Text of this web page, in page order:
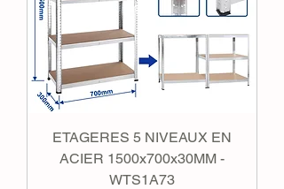
ETAGERES 5 NIVEAUX EN
ACIER 1500x700x30MM -
WTS1A73